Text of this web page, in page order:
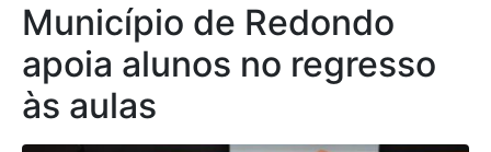
Município de Redondo
apoia alunos no regresso
às aulas